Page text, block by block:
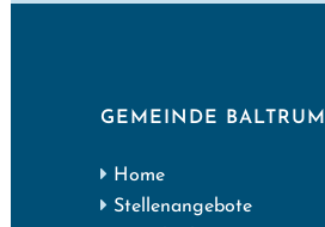
GEMEINDE BALTRUM
Home
Stellenangebote